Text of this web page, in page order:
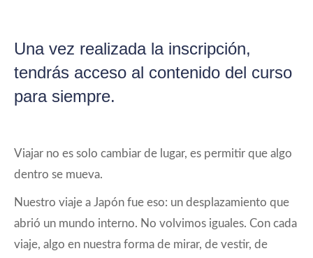
Una vez realizada la inscripción,
tendrás acceso al contenido del curso
para siempre.
Viajar no es solo cambiar de lugar, es permitir que algo
dentro se mueva.
Nuestro viaje a Japón fue eso: un desplazamiento que
abrió un mundo interno. No volvimos iguales. Con cada
viaje, algo en nuestra forma de mirar, de vestir, de